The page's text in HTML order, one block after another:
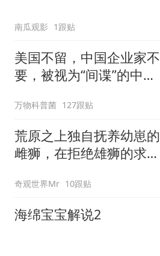
南瓜观影 1跟贴
美国不留，中国企业家不
要，被视为“间谍”的中国
万物科普菌 127跟贴
荒原之上独自抚养幼崽的
雌狮，在拒绝雄狮的求偶
奇观世界Mr 10跟贴
海绵宝宝解说2